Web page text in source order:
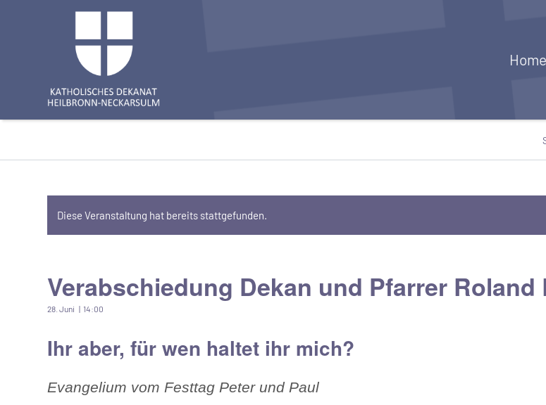
Home
Diese Veranstaltung hat bereits stattgefunden.
Verabschiedung Dekan und Pfarrer Roland
28. Juni | 14:00
Ihr aber, für wen haltet ihr mich?
Evangelium vom Festtag Peter und Paul